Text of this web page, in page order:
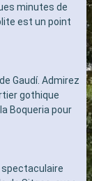
minutes de
est un point
Gaudí. Admirez
gothique
Boqueria pour
spectaculaire